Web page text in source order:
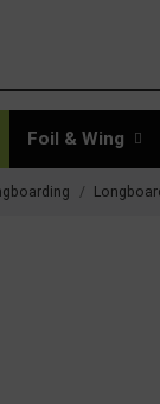
Foil & Wing